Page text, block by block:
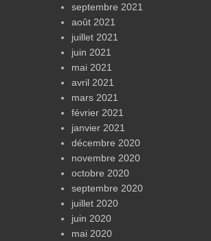
septembre 2021
août 2021
juillet 2021
juin 2021
mai 2021
avril 2021
mars 2021
février 2021
janvier 2021
décembre 2020
novembre 2020
octobre 2020
septembre 2020
juillet 2020
juin 2020
mai 2020